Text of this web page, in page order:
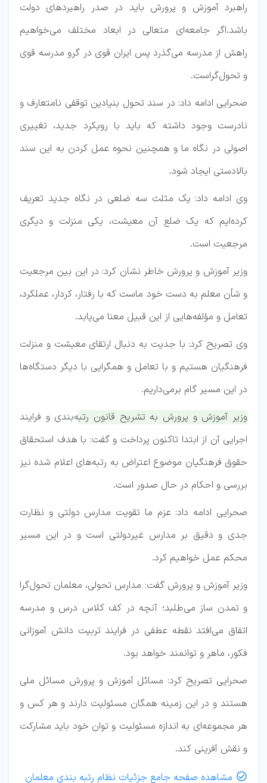
راهبرد آموزش و پرورش باید در صدر راهبردهای دولت
باشد.اگر جامعه‌ای متعالی در ابعاد مختلف می‌خواهیم
راهش از مدرسه می‌گذرد پس ایران قوی در گرو مدرسه قوی
و تحول‌گراست.
صحرایی ادامه داد: در سند تحول بنیادین توقفی نامتعارف و
نادرست وجود داشته که باید با رویکرد جدید، تغییری
اصولی در نگاه ما و همچنین نحوه عمل کردن به این سند
بالادستی ایجاد شود.
وی ادامه داد: یک مثلث سه ضلعی در نگاه جدید تعریف
کرده‌ایم که یک ضلع آن معیشت، یکی منزلت و دیگری
مرجعیت است.
وزیر آموزش و پرورش خاطر نشان کرد: در این بین مرجعیت
و شأن معلم به دست خود ماست که با رفتار، کردار، عملکرد،
تعامل و مؤلفه‌هایی از این قبیل معنا می‌یابد.
وی تصریح کرد: با جدیت به دنبال ارتقای معیشت و منزلت
فرهنگیان هستیم و با تعامل و همگرایی با دیگر دستگاه‌ها
در این مسیر گام برمی‌داریم.
وزیر آموزش و پرورش به تشریح قانون رتبه‌بندی و فرایند
اجرایی آن از ابتدا تاکنون پرداخت و گفت: با هدف استحقاق
حقوق فرهنگیان موضوع اعتراض به رتبه‌های اعلام شده نیز
بررسی و احکام در حال صدور است.
صحرایی ادامه داد: عزم ما تقویت مدارس دولتی و نظارت
جدی و دقیق بر مدارس غیردولتی است و در این مسیر
محکم عمل خواهیم کرد.
وزیر آموزش و پرورش گفت: مدارس تحولی، معلمان تحول‌گرا
و تمدن ساز می‌طلبد؛ آنچه در کف کلاس درس و مدرسه
اتفاق می‌افتد نقطه عطفی در فرایند تربیت دانش آموزانی
فکور، ماهر و توانمند خواهد بود.
صحرایی تصریح کرد: مسائل آموزش و پرورش مسائل ملی
هستند و در این زمینه همگان مسئولیت دارند و هر کس و
هر مجموعه‌ای به اندازه مسئولیت و توان خود باید مشارکت
و نقش آفرینی کند.
 مشاهده صفحه جامع جزئیات نظام رتبه بندی معلمان